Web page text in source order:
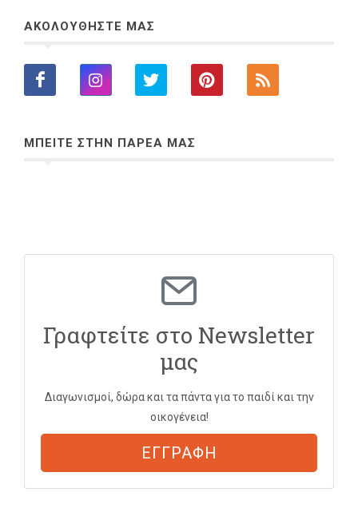
ΑΚΟΛΟΥΘΗΣΤΕ ΜΑΣ
ΜΠΕΙΤΕ ΣΤΗΝ ΠΑΡΕΑ ΜΑΣ
Γραφτείτε στο Newsletter
μας
Διαγωνισμοί, δώρα και τα πάντα για το παιδί και την
οικογένεια!
ΕΓΓΡΑΦΗ